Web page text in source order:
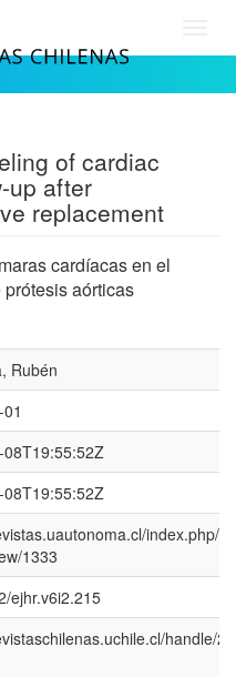
of cardiac
up after
replacement
cardíacas en el
aórticas
Rubén
index.php/
1333
ejhr.v6i2.215
handle/